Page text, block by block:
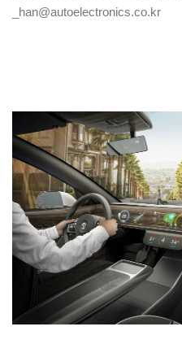
_han@autoelectronics.co.kr